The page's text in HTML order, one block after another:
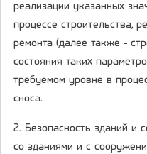
реализации указанных
процессе строительства,
ремонта (далее также -
состояния таких
требуемом уровне в
сноса.
2. Безопасность зданий и
со зданиями и с